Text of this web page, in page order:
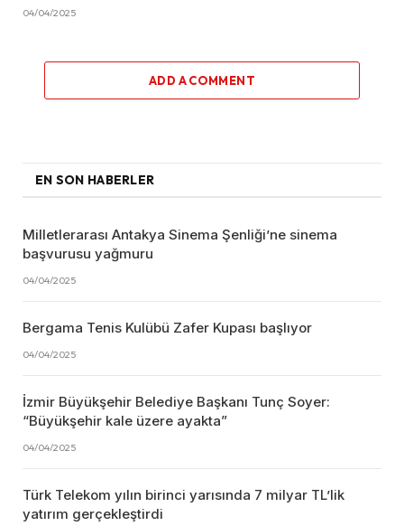
04/04/2025
ADD A COMMENT
EN SON HABERLER
Milletlerarası Antakya Sinema Şenliği’ne sinema
başvurusu yağmuru
04/04/2025
Bergama Tenis Kulübü Zafer Kupası başlıyor
04/04/2025
İzmir Büyükşehir Belediye Başkanı Tunç Soyer:
“Büyükşehir kale üzere ayakta”
04/04/2025
Türk Telekom yılın birinci yarısında 7 milyar TL’lik
yatırım gerçekleştirdi